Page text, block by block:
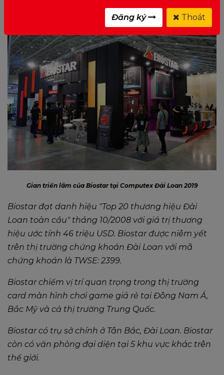
Gian triển lãm của Biostar tại Computex Đài Loan 2019
Biostar đạt danh hiệu "Top 20 thương hiệu Đài
Loan toàn cầu" tháng 10/2008 với giá trị thương
hiệu ước tính 46 triệu USD. Biostar được niêm yết
trên thị trường chứng khoán Đài Loan với mã
chứng khoán là TWSE: 2399.
Biostar chiếm vị trí quan trọng trong thị trường
card màn hình chơi game giá rẻ tại Đông Nam Á,
Bắc Mỹ và cả thị trường Trung Quốc.
Biostar có trụ sở chính ở Tân Bắc, Đài Loan. Biostar
còn có văn phòng đại diện tại 5 khu vực khác trên
thế giới.
Đăng ký Thoát